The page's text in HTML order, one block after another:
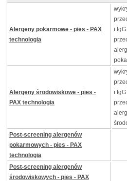
Alergeny pokarmowe - pies - PAX
technologia
i
Alergeny środowiskowe - pies -
PAX technologia
i
Post-screening alergenów
pokarmowych - pies - PAX
technologia
Post-screening alergenów
środowiskowych - pies - PAX